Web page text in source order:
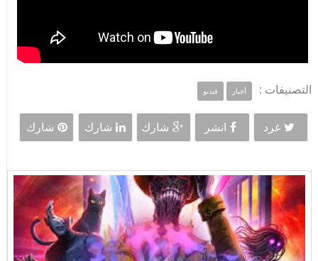
التصنيفات : أخبار فيديو
غرد انشر شارك شارك شارك